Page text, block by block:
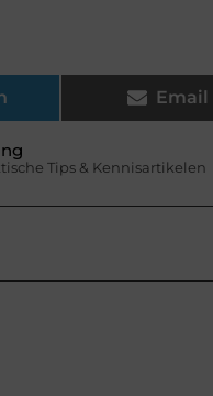
Email
Tips & Kennisartikelen